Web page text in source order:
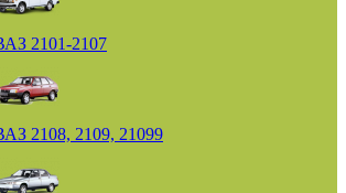
2101-2107
2108, 2109, 21099